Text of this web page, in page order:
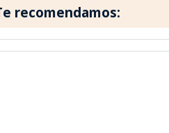
recomendamos: